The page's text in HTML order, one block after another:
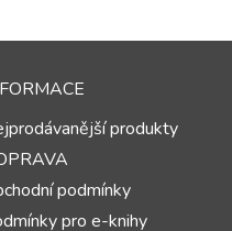
produkty
podmínky
pro e-knihy